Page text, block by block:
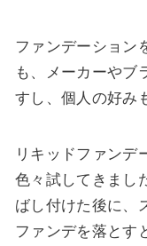
ファンデーション
も、メーカーやブ
すし、個人の好み
リキッドファンデ
色々試してきまし
ばし付けた後に、
ファンデを落とす